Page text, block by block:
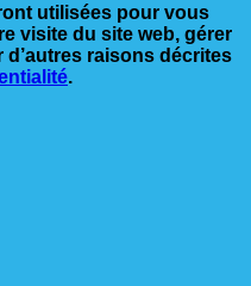
utilisées pour vous
visite du site web, gérer
d’autres raisons décrites
.